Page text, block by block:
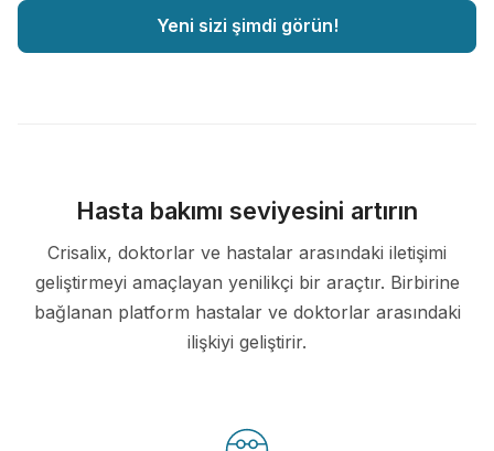
Yeni sizi şimdi görün!
Hasta bakımı seviyesini artırın
Crisalix, doktorlar ve hastalar arasındaki iletişimi
geliştirmeyi amaçlayan yenilikçi bir araçtır. Birbirine
bağlanan platform hastalar ve doktorlar arasındaki
ilişkiyi geliştirir.